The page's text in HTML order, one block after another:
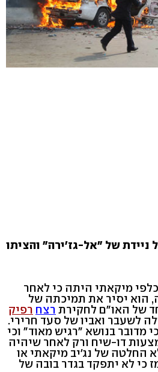
ניידת של "אל-גז'ירה" והציתו
מיקאתי היתה כי לאחר
הוא יסיר את תמיכתה של
של האו"ם לחקירת רצח רפיק
לשעבר ואביו של סעד חרירי.
מדובר בנושא "רגיש מאוד" וכי
דו-שיח ורק לאחר שיהיה
לא החלטה של נג'יב מיקאתי או
כי לא יתפקד בגדר בובה של